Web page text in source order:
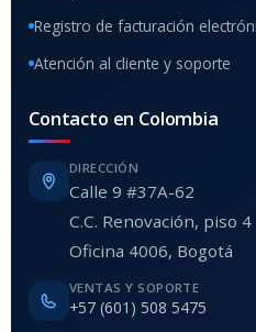
Registro de facturación
Atención al cliente y soporte
Contacto en Colombia
DIRECCIÓN
Calle 9 #37A-62
C.C. Renovación, piso 4
Oficina 4006, Bogotá
VENTAS Y SOPORTE
+57 (601) 508 5475